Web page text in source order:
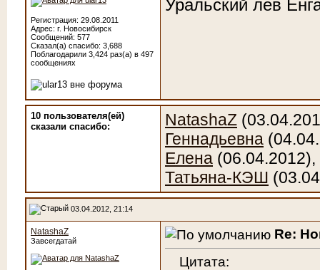
Регистрация: 29.08.2011
Адрес: г. Новосибирск
Сообщений: 577
Сказал(а) спасибо: 3,688
Поблагодарили 3,424 раз(а) в 497
сообщениях
Уральский лев
10 пользователя(ей)
сказали cпасибо:
NatashaZ
Геннадьевна
Елена (06.04.2012),
Татьяна-КЭШ
03.04.2012, 21:14
NatashaZ
Завсегдатай
Re:
Цитата: